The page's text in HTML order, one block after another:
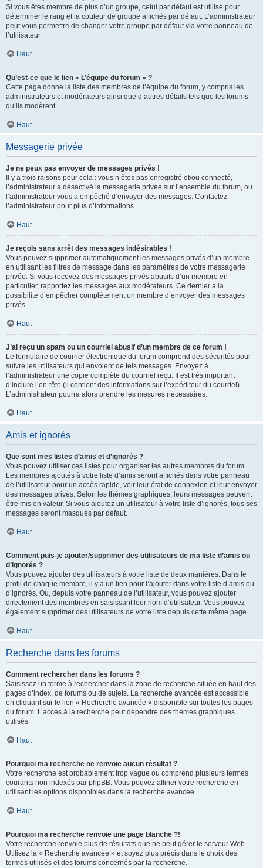
Si vous êtes membre de plus d’un groupe, celui par défaut est utilisé pour
déterminer le rang et la couleur de groupe affichés par défaut. L’administrateur
peut vous permettre de changer votre groupe par défaut via votre panneau de
l’utilisateur.
Haut
Qu’est-ce que le lien « L’équipe du forum » ?
Cette page donne la liste des membres de l’équipe du forum, y compris les
administrateurs et modérateurs ainsi que d’autres détails tels que les forums
qu’ils modèrent.
Haut
Messagerie privée
Je ne peux pas envoyer de messages privés !
Il y a trois raisons pour cela : vous n’êtes pas enregistré et/ou connecté,
l’administrateur a désactivé la messagerie privée sur l’ensemble du forum, ou
l’administrateur vous a empêché d’envoyer des messages. Contactez
l’administrateur pour plus d’informations.
Haut
Je reçois sans arrêt des messages indésirables !
Vous pouvez supprimer automatiquement les messages privés d’un membre
en utilisant les filtres de message dans les paramètres de votre messagerie
privée. Si vous recevez des messages privés abusifs d’un membre en
particulier, rapportez les messages aux modérateurs. Ce dernier a la
possibilité d’empêcher complètement un membre d’envoyer des messages
privés.
Haut
J’ai reçu un spam ou un courriel abusif d’un membre de ce forum !
Le formulaire de courrier électronique du forum comprend des sécurités pour
suivre les utilisateurs qui envoient de tels messages. Envoyez à
l’administrateur une copie complète du courriel reçu. Il est très important
d’inclure l’en-tête (il contient des informations sur l’expéditeur du courriel).
L’administrateur pourra alors prendre les mesures nécessaires.
Haut
Amis et ignorés
Que sont mes listes d’amis et d’ignorés ?
Vous pouvez utiliser ces listes pour organiser les autres membres du forum.
Les membres ajoutés à votre liste d’amis seront affichés dans votre panneau
de l’utilisateur pour un accès rapide, voir leur état de connexion et leur envoyer
des messages privés. Selon les thèmes graphiques, leurs messages peuvent
être mis en valeur. Si vous ajoutez un utilisateur à votre liste d’ignorés, tous ses
messages seront masqués par défaut.
Haut
Comment puis-je ajouter/supprimer des utilisateurs de ma liste d’amis ou
d’ignorés ?
Vous pouvez ajouter des utilisateurs à votre liste de deux manières. Dans le
profil de chaque membre, il y a un lien pour l’ajouter dans votre liste d’amis ou
d’ignorés. Ou, depuis votre panneau de l’utilisateur, vous pouvez ajouter
directement des membres en saisissant leur nom d’utilisateur. Vous pouvez
également supprimer des utilisateurs de votre liste depuis cette même page.
Haut
Recherche dans les forums
Comment rechercher dans les forums ?
Saisissez un terme à rechercher dans la zone de recherche située en haut des
pages d’index, de forums ou de sujets. La recherche avancée est accessible
en cliquant sur le lien « Recherche avancée » disponible sur toutes les pages
du forum. L’accès à la recherche peut dépendre des thèmes graphiques
utilisés.
Haut
Pourquoi ma recherche ne renvoie aucun résultat ?
Votre recherche est probablement trop vague ou comprend plusieurs termes
courants non indexés par phpBB. Vous pouvez affiner votre recherche en
utilisant les options disponibles dans la recherche avancée.
Haut
Pourquoi ma recherche renvoie une page blanche ?!
Votre recherche renvoie plus de résultats que ne peut gérer le serveur Web.
Utilisez la « Recherche avancée » et soyez plus précis dans le choix des
termes utilisés et des forums concernés par la recherche.